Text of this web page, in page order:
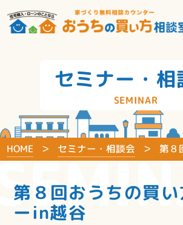
セミナー・相
SEMINAR
HOME セミナー・相談会 第８
第８回おうちの買
ーin越谷